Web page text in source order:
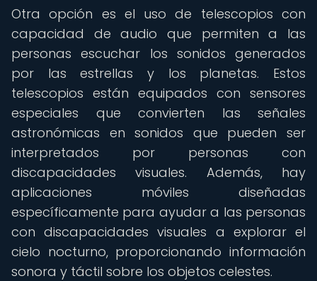
Otra opción es el uso de telescopios con
capacidad de audio que permiten a las
personas escuchar los sonidos generados
por las estrellas y los planetas. Estos
telescopios están equipados con sensores
especiales que convierten las señales
astronómicas en sonidos que pueden ser
interpretados por personas con
discapacidades visuales. Además, hay
aplicaciones móviles diseñadas
específicamente para ayudar a las personas
con discapacidades visuales a explorar el
cielo nocturno, proporcionando información
sonora y táctil sobre los objetos celestes.